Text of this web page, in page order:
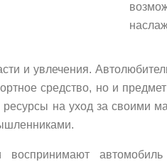
и увлечения.
средство, но и
на уход за своими
воспринимают